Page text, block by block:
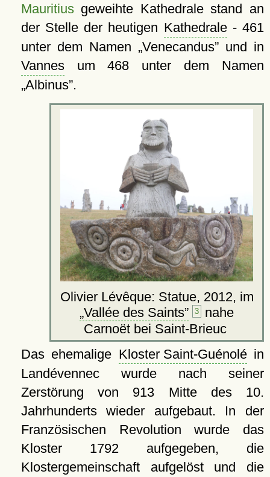
Mauritiusgeweihte Kathedrale stand an
der Stelle der heutigen Kathedrale- 461
unter dem Namen
Venecandus und in
Vannesum 468 unter dem Namen
Albinus .
Olivier Lévêque: Statue, 2012, im
Vallée des Saints
3
nahe
Carnoët bei Saint-Brieuc
Das ehemalige Kloster Saint-Guénoléin
Landévennec wurde nach seiner
Zerstörung von 913 Mitte des 10.
Jahrhunderts wieder aufgebaut. In der
Französischen Revolution wurde das
Kloster 1792 aufgegeben, die
Klostergemeinschaft aufgelöst und die